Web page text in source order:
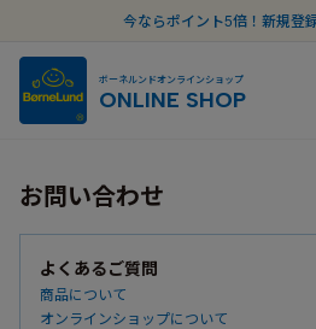
今ならポイント5倍！新規登
ボーネルンドオンラインショップ
ONLINE SHOP
お問い合わせ
よくあるご質問
商品について
オンラインショップについて